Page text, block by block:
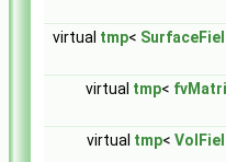
virtual tmp<
virtual tmp<
virtual tmp<